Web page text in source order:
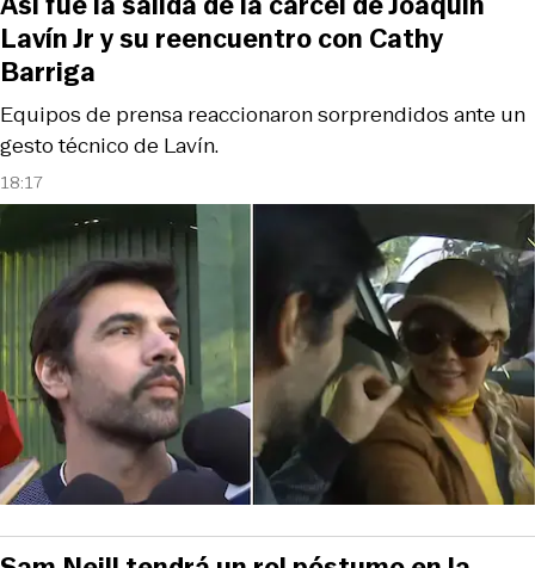
18:17
Equipos de prensa reaccionaron sorprendidos ante un
gesto técnico de Lavín.
Lavín Jr y su reencuentro con Cathy
Barriga